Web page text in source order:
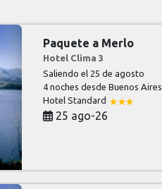
Paquete a Merlo
Hotel Clima 3
Saliendo el 25 de agosto
4 noches desde Buenos Aires
Hotel Standard
25 ago-26